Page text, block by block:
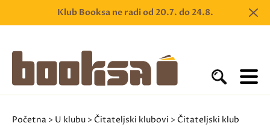
Klub Booksa ne radi od 20.7. do 24.8.
Početna > U klubu > Čitateljski klubovi > Čitateljski klub